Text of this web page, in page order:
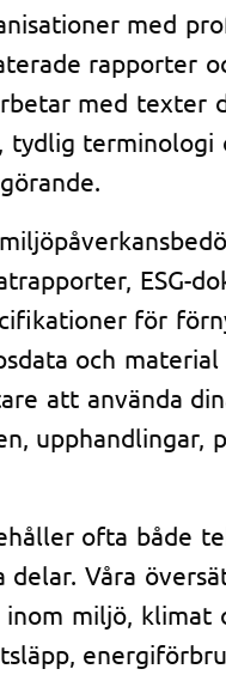
med
rapporter
med texter
tydlig terminologi
ESG-
för
och
att använda
upphandlingar,
ofta både
delar. Våra
miljö, klimat